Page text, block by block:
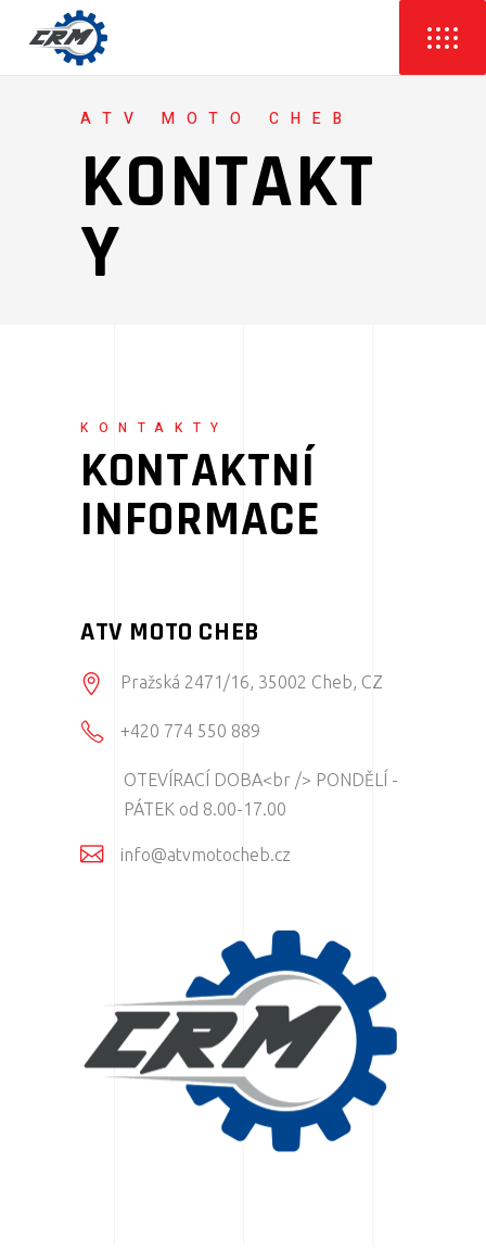
ATV MOTO CHEB
KONTAKT
Y
KONTAKTY
KONTAKTNÍ
INFORMACE
ATV MOTO CHEB
Pražská 2471/16, 35002 Cheb, CZ
+420 774 550 889
OTEVÍRACÍ DOBA<br /> PONDĚLÍ -
PÁTEK od 8.00-17.00
info@atvmotocheb.cz